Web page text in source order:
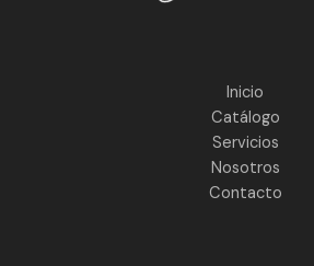
Inicio
Catálogo
Servicios
Nosotros
Contacto